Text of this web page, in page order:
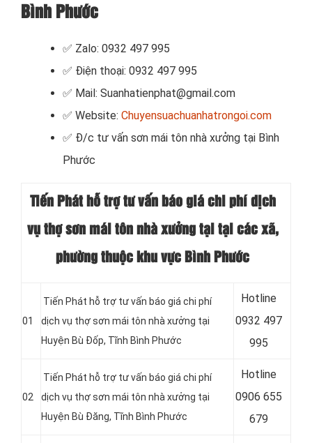
Bình Phước
✅ Zalo: 0932 497 995
✅ Điện thoại: 0932 497 995
✅ Mail: Suanhatienphat@gmail.com
✅ Website: Chuyensuachuanhatrongoi.com
✅ Đ/c tư vấn sơn mái tôn nhà xưởng tại Bình
Phước
Tiến Phát hỗ trợ tư vấn báo giá chi phí dịch
vụ thợ sơn mái tôn nhà xưởng tại tại các xã,
phường thuộc khu vực Bình Phước
01
Tiến Phát hỗ trợ tư vấn báo giá chi phí
dịch vụ thợ sơn mái tôn nhà xưởng tại
Huyện Bù Đốp, Tĩnh Bình Phước
Hotline
0932 497
995
02
Tiến Phát hỗ trợ tư vấn báo giá chi phí
dịch vụ thợ sơn mái tôn nhà xưởng tại
Huyện Bù Đăng, Tĩnh Bình Phước
Hotline
0906 655
679